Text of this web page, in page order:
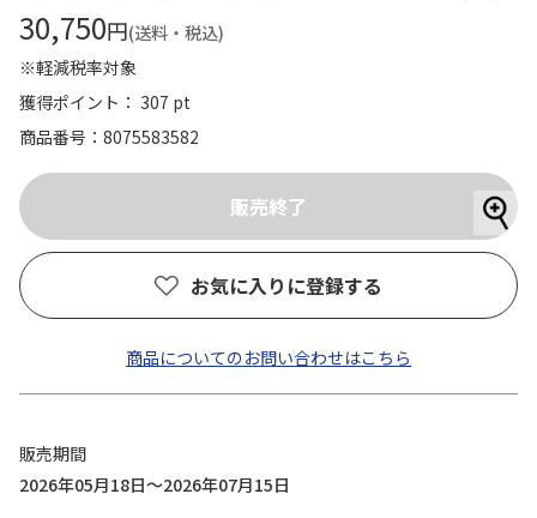
30,750円(送料・税込)
※軽減税率対象
獲得ポイント： 307 pt
商品番号
8075583582
お気に入りに登録する
商品についてのお問い合わせはこちら
販売期間
2026年05月18日～2026年07月15日